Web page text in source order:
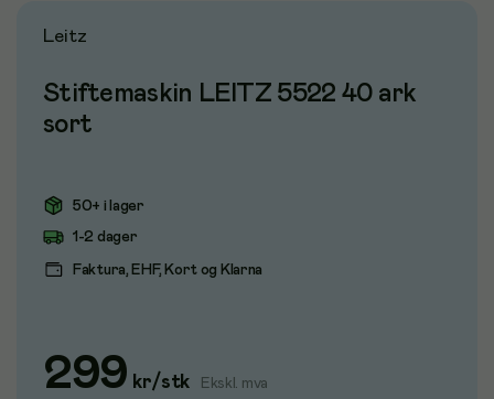
Leitz
Stiftemaskin LEITZ 5522 40 ark
sort
50+ i lager
1-2 dager
Faktura, EHF, Kort og Klarna
299 kr/stk Ekskl. mva